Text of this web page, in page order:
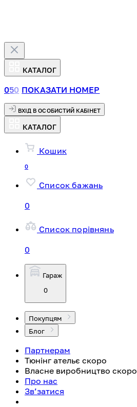
КАТАЛОГ
050 ПОКАЗАТИ НОМЕР
ВХІД В ОСОБИСТИЙ КАБІНЕТ
КАТАЛОГ
Кошик
0
Список бажань
0
Список порівнянь
0
Гараж
0
Покупцям
Блог
Партнерам
Тюнінг ательє скоро
Власне виробництво скоро
Про нас
Зв’затися